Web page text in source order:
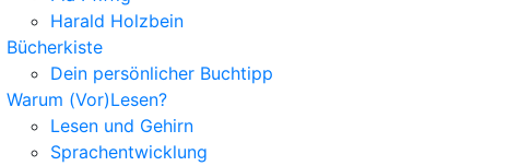
Harald Holzbein
Bücherkiste
Dein persönlicher Buchtipp
Warum (Vor)Lesen?
Lesen und Gehirn
Sprachentwicklung